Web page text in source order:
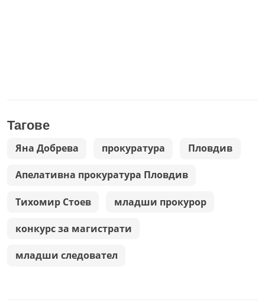
Тагове
Яна Добрева прокуратура Пловдив
Апелативна прокуратура Пловдив
Тихомир Стоев младши прокурор
конкурс за магистрати
младши следовател